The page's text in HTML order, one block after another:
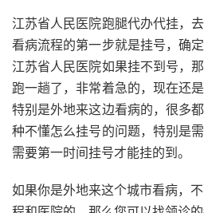
江苏省人民医院跑腿代办代挂，
看病流程的第一步就是挂号，确
江苏省人民医院如果挂不到号，
跑一趟了，非常着急的，现在还
特别是外地来这边看病的，很多
种不懂怎么挂号的问题，特别是
需要第一时间挂号才能挂的到。
如果你是外地来这个城市看病，